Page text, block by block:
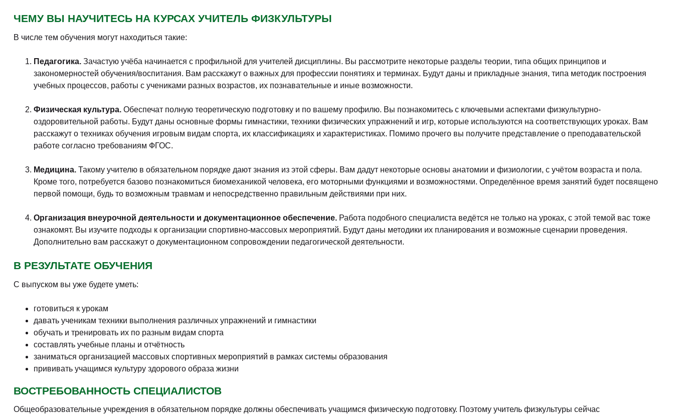
ЧЕМУ ВЫ НАУЧИТЕСЬ НА КУРСАХ УЧИТЕЛЬ ФИЗКУЛЬТУРЫ
В числе тем обучения могут находиться такие:
Педагогика. Зачастую учёба начинается с профильной для учителей дисциплины. Вы рассмотрите некоторые разделы теории, типа общих принципов и
закономерностей обучения/воспитания. Вам расскажут о важных для профессии понятиях и терминах. Будут даны и прикладные знания, типа методик построения
учебных процессов, работы с учениками разных возрастов, их познавательные и иные возможности.
Физическая культура. Обеспечат полную теоретическую подготовку и по вашему профилю. Вы познакомитесь с ключевыми аспектами физкультурно-
оздоровительной работы. Будут даны основные формы гимнастики, техники физических упражнений и игр, которые используются на соответствующих уроках. Вам
расскажут о техниках обучения игровым видам спорта, их классификациях и характеристиках. Помимо прочего вы получите представление о преподавательской
работе согласно требованиям ФГОС.
Медицина. Такому учителю в обязательном порядке дают знания из этой сферы. Вам дадут некоторые основы анатомии и физиологии, с учётом возраста и пола.
Кроме того, потребуется базово познакомиться биомеханикой человека, его моторными функциями и возможностями. Определённое время занятий будет посвящено
первой помощи, будь то возможным травмам и непосредственно правильным действиями при них.
Организация внеурочной деятельности и документационное обеспечение. Работа подобного специалиста ведётся не только на уроках, с этой темой вас тоже
ознакомят. Вы изучите подходы к организации спортивно-массовых мероприятий. Будут даны методики их планирования и возможные сценарии проведения.
Дополнительно вам расскажут о документационном сопровождении педагогической деятельности.
В РЕЗУЛЬТАТЕ ОБУЧЕНИЯ
С выпуском вы уже будете уметь:
готовиться к урокам
давать ученикам техники выполнения различных упражнений и гимнастики
обучать и тренировать их по разным видам спорта
составлять учебные планы и отчётность
заниматься организацией массовых спортивных мероприятий в рамках системы образования
прививать учащимся культуру здорового образа жизни
ВОСТРЕБОВАННОСТЬ СПЕЦИАЛИСТОВ
Общеобразовательные учреждения в обязательном порядке должны обеспечивать учащимся физическую подготовку. Поэтому учитель физкультуры сейчас